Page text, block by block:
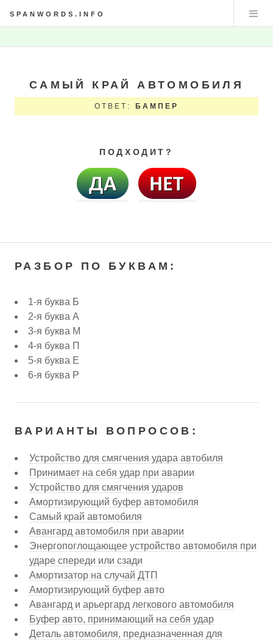
SPANWORDS.INFO
САМЫЙ КРАЙ АВТОМОБИЛЯ
ОТВЕТ: БАМПЕР
ПОДХОДИТ?
РАЗБОР ПО БУКВАМ:
1-я буква Б
2-я буква А
3-я буква М
4-я буква П
5-я буква Е
6-я буква Р
ВАРИАНТЫ ВОПРОСОВ:
Устройство для смягчения удара автобиля
Принимает на себя удар при аварии
Устройство для смягчения ударов
Амортизирующий буфер автомобиля
Самый край автомобиля
Авангард автомобиля при аварии
Энергопоглощающее устройство автомобиля при
ударе спереди или сзади
Амортизатор на случай ДТП
Амортизирующий буфер авто
Авангард и арьергард легкового автомобиля
Буфер авто, принимающий на себя удар
Деталь автомобиля, предназначенная для